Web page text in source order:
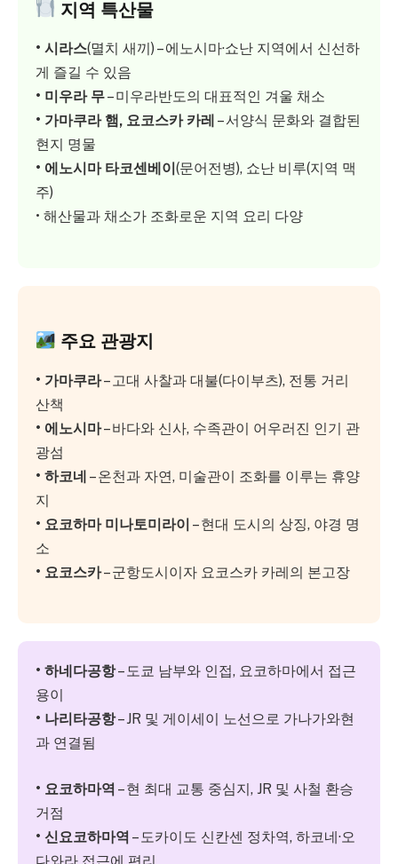
지역 특산물
• 시라스(멸치 새끼) – 에노시마·쇼난 지역에서 신선하
게 즐길 수 있음
• 미우라 무– 미우라반도의 대표적인 겨울 채소
• 가마쿠라 햄, 요코스카 카레 – 서양식 문화와 결합된
현지 명물
• 에노시마 타코센베이 (문어전병), 쇼난 비루(지역 맥
주)
• 해산물과 채소가 조화로운 지역 요리 다양
주요 관광지
• 가마쿠라– 고대 사찰과 대불(다이부츠), 전통 거리
산책
• 에노시마– 바다와 신사, 수족관이 어우러진 인기 관
광섬
• 하코네 – 온천과 자연, 미술관이 조화를 이루는 휴양
지
• 요코하마 미나토미라이 – 현대 도시의 상징, 야경 명
소
• 요코스카– 군항도시이자 요코스카 카레의 본고장
• 하네다공항– 도쿄 남부와 인접, 요코하마에서 접근
용이
• 나리타공항– JR 및 게이세이 노선으로 가나가와현
과 연결됨
• 요코하마역 – 현 최대 교통 중심지, JR 및 사철 환승
거점
• 신요코하마역 – 도카이도 신칸센 정차역, 하코네·오